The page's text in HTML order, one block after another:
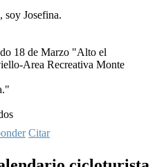
soy Josefina.
18 de Marzo "Alto el
Area Recreativa Monte
Citar